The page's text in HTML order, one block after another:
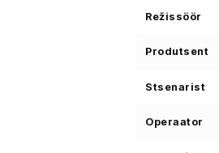
Režissöör
Produtsent
Stsenarist
Operaator